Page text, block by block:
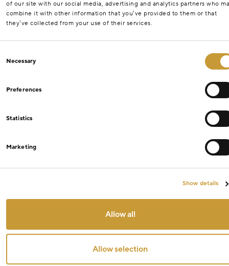
of our site with our social media, advertising and analytics partners who
combine it with other information that you’ve provided to them or that
they’ve collected from your use of their services.
Selection
Necessary
Preferences
Statistics
Marketing
Show details
Allow all
Allow selection